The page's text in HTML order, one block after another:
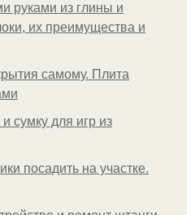
руками из глины и
их преимущества и
самому. Плита
сумку для игр из
посадить на участке.